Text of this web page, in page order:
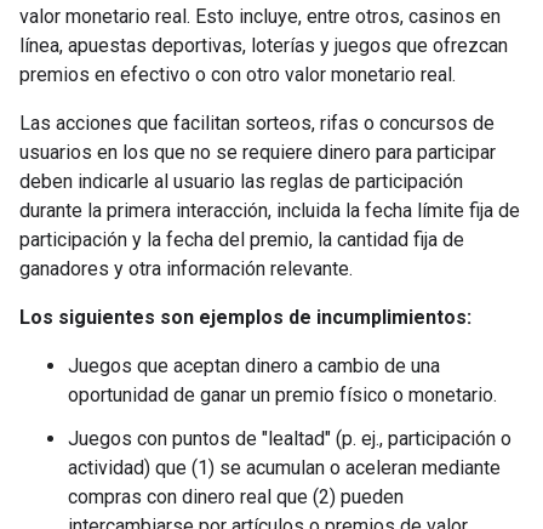
valor monetario real. Esto incluye, entre otros, casinos en
línea, apuestas deportivas, loterías y juegos que ofrezcan
premios en efectivo o con otro valor monetario real.
Las acciones que facilitan sorteos, rifas o concursos de
usuarios en los que no se requiere dinero para participar
deben indicarle al usuario las reglas de participación
durante la primera interacción, incluida la fecha límite fija de
participación y la fecha del premio, la cantidad fija de
ganadores y otra información relevante.
Los siguientes son ejemplos de incumplimientos:
Juegos que aceptan dinero a cambio de una
oportunidad de ganar un premio físico o monetario.
Juegos con puntos de "lealtad" (p. ej., participación o
actividad) que (1) se acumulan o aceleran mediante
compras con dinero real que (2) pueden